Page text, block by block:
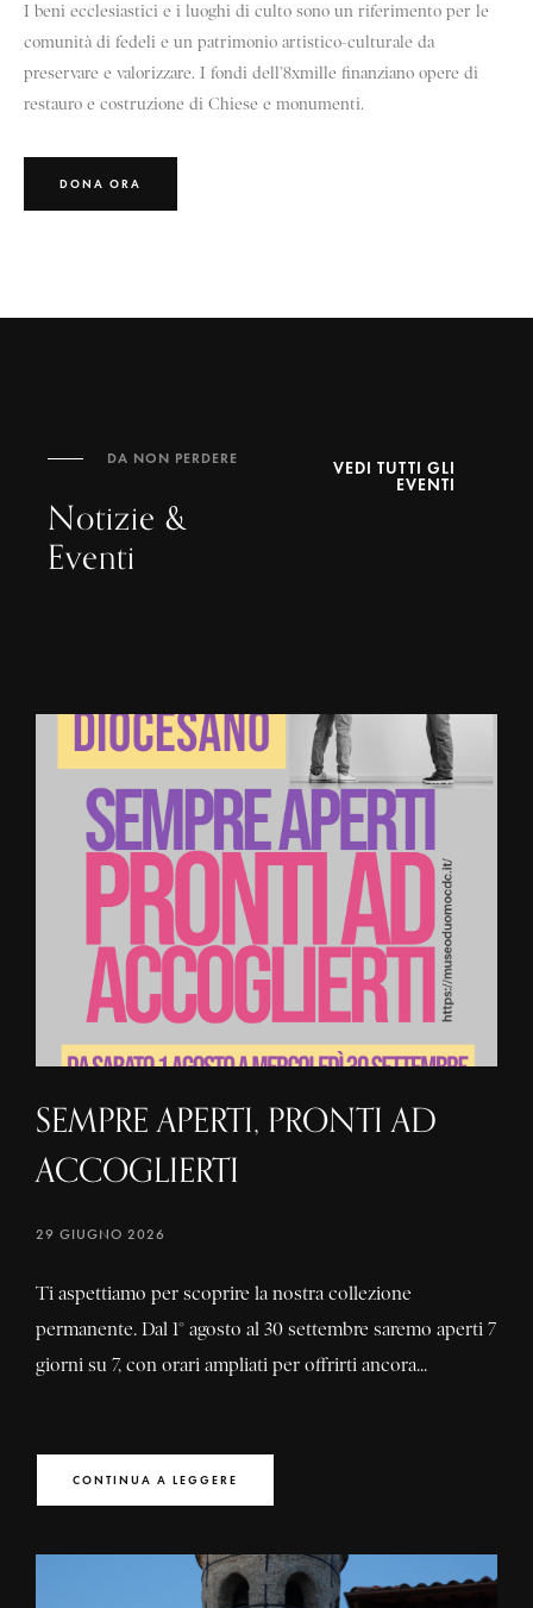
I beni ecclesiastici e i luoghi di culto sono un riferimento per le
comunità di fedeli e un patrimonio artistico-culturale da
preservare e valorizzare. I fondi dell’8xmille finanziano opere di
restauro e costruzione di Chiese e monumenti.
DONA ORA
DA NON PERDERE
Notizie &
Eventi
VEDI TUTTI GLI
EVENTI
SEMPRE APERTI, PRONTI AD
ACCOGLIERTI
29 GIUGNO 2026
Ti aspettiamo per scoprire la nostra collezione
permanente. Dal 1° agosto al 30 settembre saremo aperti 7
giorni su 7, con orari ampliati per offrirti ancora...
CONTINUA A LEGGERE